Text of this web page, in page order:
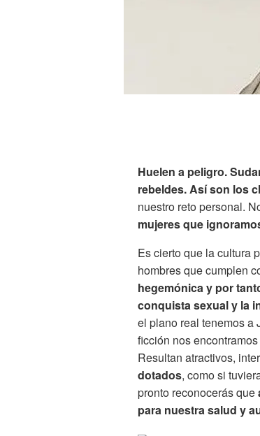
Huelen a peligro.
rebeldes. Así son los
nuestro reto personal.
mujeres que
Es cierto que la cultura
hombres que cumplen
hegemónica y por
conquista sexual y la
el plano real tenemos a
ficción nos
Resultan atractivos,
dotados, como si
pronto reconocerás que
para nuestra salud y